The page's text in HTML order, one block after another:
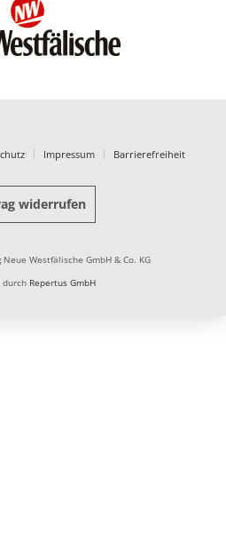
Impressum Barrierefreiheit
widerrufen
Westfälische GmbH & Co. KG
durch Repertus GmbH